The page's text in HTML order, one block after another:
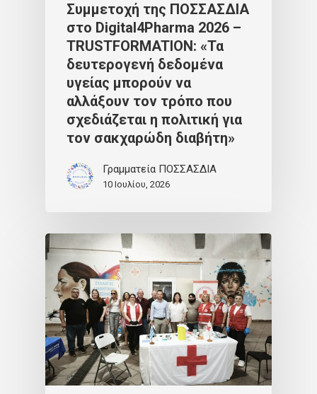
Συμμετοχή της ΠΟΣΣΑΣΔΙΑ
στο Digital4Pharma 2026 –
TRUSTFORMATION: «Τα
δευτερογενή δεδομένα
υγείας μπορούν να
αλλάξουν τον τρόπο που
σχεδιάζεται η πολιτική για
τον σακχαρώδη διαβήτη»
Γραμματεία ΠΟΣΣΑΣΔΙΑ
10 Ιουλίου, 2026